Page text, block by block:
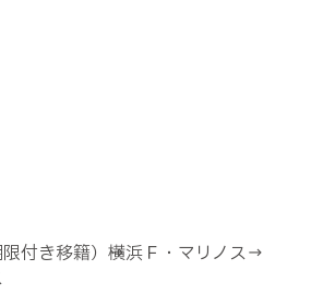
付き移籍）→横浜Ｆ・マリノス→